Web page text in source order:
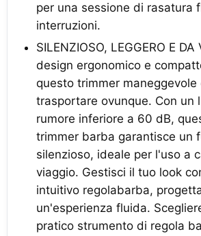
per una sessione di rasatura
interruzioni.
SILENZIOSO, LEGGERO E DA
design ergonomico e
questo trimmer maneggevole
trasportare ovunque. Con un
rumore inferiore a 60 dB,
trimmer barba garantisce un
silenzioso, ideale per l'uso a
viaggio. Gestisci il tuo look
intuitivo regolabarba,
un'esperienza fluida.
pratico strumento di regola